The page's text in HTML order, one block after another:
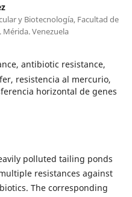
y Biotecnología, Facultad de
Mérida. Venezuela
antibiotic resistance,
resistencia al mercurio,
horizontal de genes
polluted tailing ponds
resistances against
The corresponding